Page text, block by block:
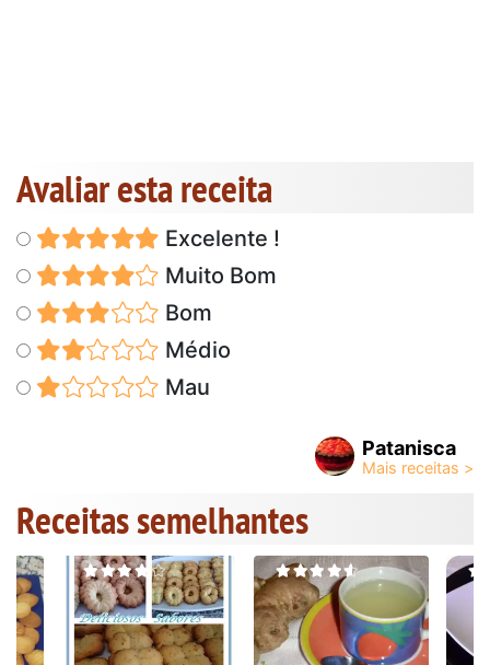
Avaliar esta receita
Excelente !
Muito Bom
Bom
Médio
Mau
Patanisca
Receitas semelhantes